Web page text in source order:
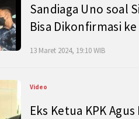
Sandiaga Uno soal
Bisa Dikonfirmasi
13 Maret 2024, 19:10 WIB
Video
Eks Ketua KPK